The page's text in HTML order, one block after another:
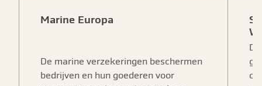
Marine Europa
De marine verzekeringen beschermen
bedrijven en hun goederen voor